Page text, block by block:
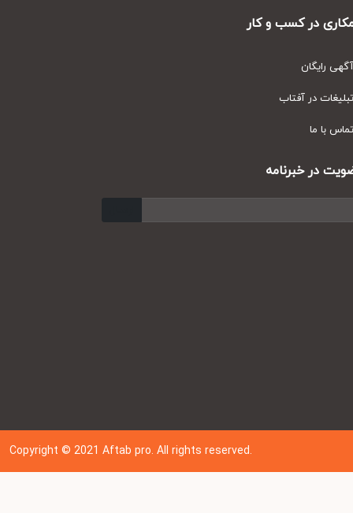
در کسب و کار
رایگان
در آفتاب
با ما
در خبرنامه
Copyright © 202 1Aftab pro. All rights reserved.